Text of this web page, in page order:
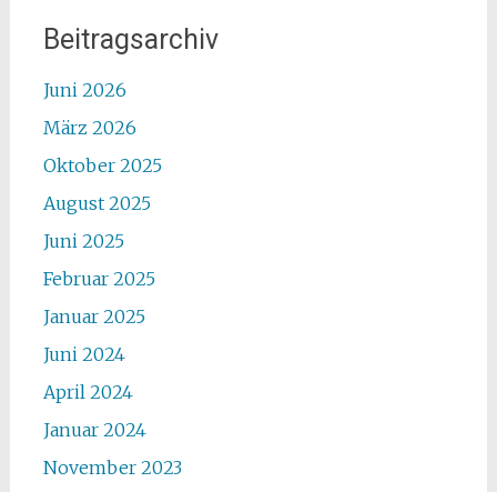
Beitragsarchiv
Juni 2026
März 2026
Oktober 2025
August 2025
Juni 2025
Februar 2025
Januar 2025
Juni 2024
April 2024
Januar 2024
November 2023